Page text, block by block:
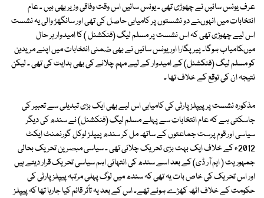
عرف یونس سائیں نے چھوڑی تھی ۔ یونس سائیں اس وقت وفاقی وزیر بھی ہیں ۔ عام
انتخابات میں انہوںنے دو نشستوں پر کامیابی حاصل کی تھی اور سانگھڑ والی یہ نشست
اس لیے چھوڑی تھی کہ اس نشست پر مسلم لیگ (فنکشنل ) کا امیدوار ہر حال
میںکامیاب ہوگا۔ پیر پگارا اور یونس سائیں نے بھی ضمنی انتخابات میں اپنے مریدین
کو مسلم لیگ (فنکشنل) کے امیدوار کے لیے مہم چلانے کی بھی ہدایت کی تھی ۔ لیکن
نتیجہ ان کی توقع کے خلاف تھا ۔
مذکورہ نشست پر پیپلز پارٹی کی کامیابی اس لیے بھی ایک بڑی تبدیلی سے تعبیر کی
جاسکتی ہے کہ عام انتخابات سے پہلے مسلم لیگ (فنکشنل) نے سندھ کی دیگر
سیاسی اور قوم پرست جماعتوں کے ساتھ مل کر سندھ پیپلز لوکل گورنمنٹ ایکٹ
2012ء کے خلاف ایک بہت بڑی تحریک چلائی تھی ۔ سیاسی مبصرین تحریک بحالی
جمہوریت ( ایم آر ڈی) کے بعد اسے سندھ کی انتہائی اہم سیاسی تحریک قرار دیتے ہیں
اور اس تحریک کی خاص بات یہ تھی کہ سندھ میں لوگ پہلی مرتبہ پیپلز پارٹی کی
حکومت کے خلاف اٹھ کھڑے ہوئے تھے۔ اس کے بعد یہ تأثر قائم کیا جارہا تھا کہ پیپلز